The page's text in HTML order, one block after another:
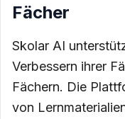
Fächer
Skolar AI
Verbessern ihrer
Fächern. Die
von